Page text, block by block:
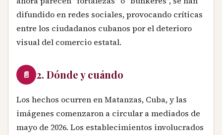
difundido en redes sociales, provocando críticas
entre los ciudadanos cubanos por el deterioro
visual del comercio estatal.
📄 2. Dónde y cuándo
Los hechos ocurren en Matanzas, Cuba, y las
imágenes comenzaron a circular a mediados de
mayo de 2026. Los establecimientos involucrados